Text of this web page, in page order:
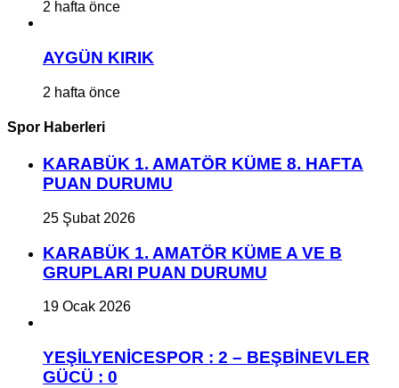
2 hafta önce
AYGÜN KIRIK
2 hafta önce
Spor Haberleri
KARABÜK 1. AMATÖR KÜME 8. HAFTA
PUAN DURUMU
25 Şubat 2026
KARABÜK 1. AMATÖR KÜME A VE B
GRUPLARI PUAN DURUMU
19 Ocak 2026
YEŞİLYENİCESPOR : 2 – BEŞBİNEVLER
GÜCÜ : 0